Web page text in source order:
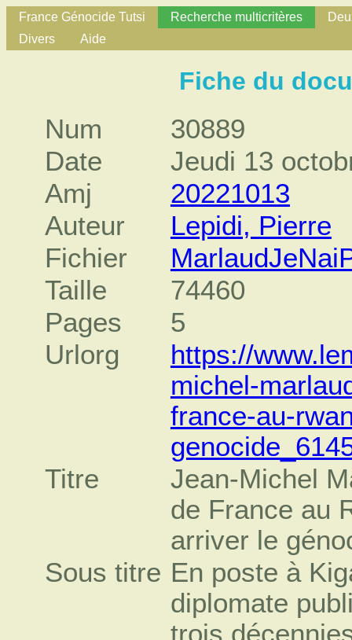
France Génocide Tutsi Recherche multicritères
Divers
Aide
Fiche du
Num
30889
Date
Jeudi 13
Amj
20221013
Auteur
Lepidi, Pierre
Fichier
Taille
74460
Pages
5
Urlorg
https://
michel-
france-au-
Titre
Jean-Michel
de France au
arriver le
Sous titre En poste à
diplomate
trois